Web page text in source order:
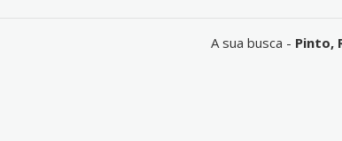
A sua busca - Pinto,